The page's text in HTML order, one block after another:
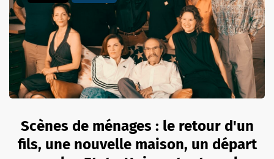
Scènes de ménages : le retour d'un
fils, une nouvelle maison, un départ